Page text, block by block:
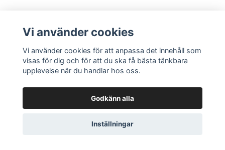
Vi använder cookies
Vi använder cookies för att anpassa det innehåll som
visas för dig och för att du ska få bästa tänkbara
upplevelse när du handlar hos oss.
Godkänn alla
Inställningar